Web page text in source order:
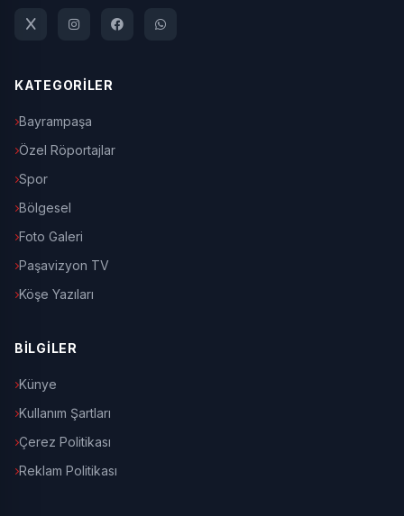
KATEGORİLER
Bayrampaşa
Özel Röportajlar
Spor
Bölgesel
Foto Galeri
Paşavizyon TV
Köşe Yazıları
BİLGİLER
Künye
Kullanım Şartları
Çerez Politikası
Reklam Politikası